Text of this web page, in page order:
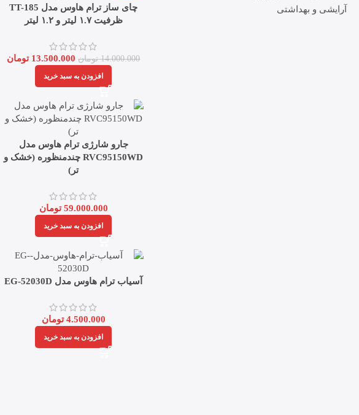
آرایشی و بهداشتی
چای ساز ترام هاوس مدل TT-185
ظرفیت ۱.۷ لیتر و ۱.۲ لیتر
14.000.000 تومان 13.500.000 تومان
افزودن به سبد خرید
جارو شارژی ترام هاوس مدل
RVC95150WD چندمنظوره (خشک و
تر)
59.000.000 تومان
افزودن به سبد خرید
آسیاب ترام هاوس مدل EG-52030D
4.500.000 تومان
افزودن به سبد خرید